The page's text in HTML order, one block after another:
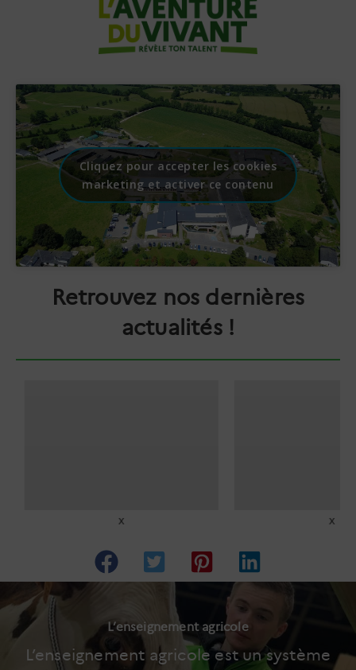
Cliquez pour accepter les cookies
marketing et activer ce contenu
Retrouvez nos dernières
actualités !
x x
L’enseignement agricole
L’enseignement agricole est un système